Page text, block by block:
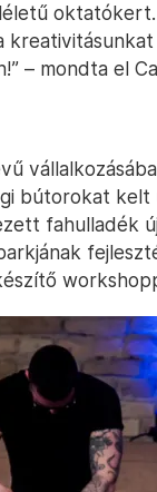
– mondta el
bútorokat
fahulladék